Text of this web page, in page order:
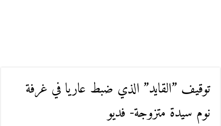
توقيف ”القايد” الذي ضبط عاريا في غرفة
نوم سيدة متزوجة- فديو